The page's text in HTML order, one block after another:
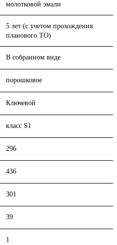
молотковой эмали
5 лет (с учетом прохождения
планового ТО)
В собранном виде
порошковое
Ключевой
класс S1
296
436
301
39
1